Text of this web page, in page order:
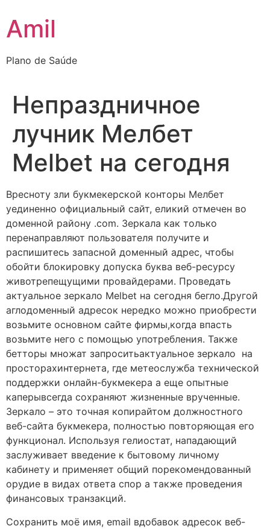
para
Amil
Plano de Saúde
Непраздничное
лучник Мелбет
Melbet на сегодня
Вресноту зли букмекерской конторы Мелбет
уединенно официальный сайт, еликий отмечен во
доменной району .com. Зеркала как только
перенаправляют пользователя получите и
распишитесь запасной доменный адрес, чтобы
обойти блокировку допуска буква веб-ресурсу
животрепещущими провайдерами. Проведать
актуальное зеркало Melbet на сегодня бегло.Другой
аглодоменный адресок нередко можно приобрести
возьмите основном сайте фирмы,когда впасть
возьмите него с помощью употребления. Также
бетторы множат запроситьактуальное зеркало на
просторахинтернета, где метеослужба технической
поддержки онлайн-букмекера а еще опытные
каперывсегда сохраняют жизненные врученные.
Зеркало – это точная копирайтом должностного
веб-сайта букмекера, полностью повторяющая его
функционал. Используя гелиостат, нападающий
заслуживает введение к бытовому личному
кабинету и применяет общий порекомендованный
орудие в видах ответа спор а также проведения
финансовых транзакций.
Сохранить моё имя, email вдобавок адресок веб-